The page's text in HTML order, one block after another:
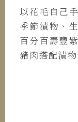
以花毛自己
季節漬物、
百分百壽豐
豬肉搭配漬